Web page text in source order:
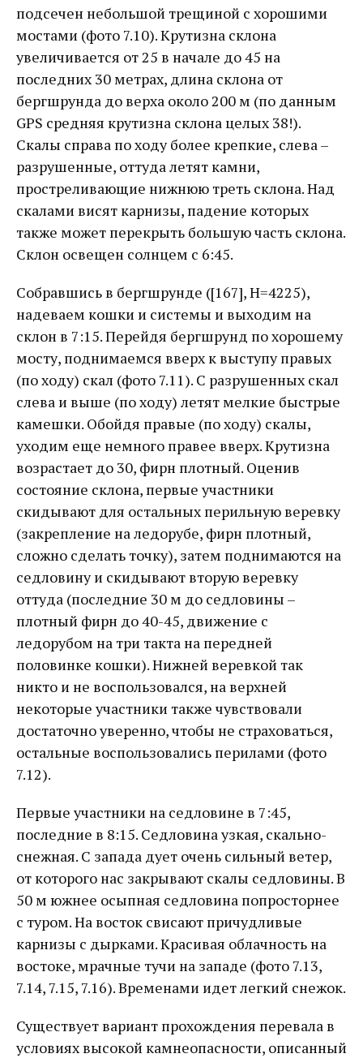
подсечен небольшой трещиной с хорошими
мостами (фото 7.10). Крутизна склона
увеличивается от 25 в начале до 45 на
последних 30 метрах, длина склона от
бергшрунда до верха около 200 м (по данным
GPS средняя крутизна склона целых 38!).
Скалы справа по ходу более крепкие, слева –
разрушенные, оттуда летят камни,
простреливающие нижнюю треть склона. Над
скалами висят карнизы, падение которых
также может перекрыть большую часть склона.
Склон освещен солнцем с 6:45.
Собравшись в бергшрунде ([167], Н=4225),
надеваем кошки и системы и выходим на
склон в 7:15. Перейдя бергшрунд по хорошему
мосту, поднимаемся вверх к выступу правых
(по ходу) скал (фото 7.11). С разрушенных скал
слева и выше (по ходу) летят мелкие быстрые
камешки. Обойдя правые (по ходу) скалы,
уходим еще немного правее вверх. Крутизна
возрастает до 30, фирн плотный. Оценив
состояние склона, первые участники
скидывают для остальных перильную веревку
(закрепление на ледорубе, фирн плотный,
сложно сделать точку), затем поднимаются на
седловину и скидывают вторую веревку
оттуда (последние 30 м до седловины –
плотный фирн до 40-45, движение с
ледорубом на три такта на передней
половинке кошки). Нижней веревкой так
никто и не воспользовался, на верхней
некоторые участники также чувствовали
достаточно уверенно, чтобы не страховаться,
остальные воспользовались перилами (фото
7.12).
Первые участники на седловине в 7:45,
последние в 8:15. Седловина узкая, скально-
снежная. С запада дует очень сильный ветер,
от которого нас закрывают скалы седловины. В
50 м южнее осыпная седловина попросторнее
с туром. На восток свисают причудливые
карнизы с дырками. Красивая облачность на
востоке, мрачные тучи на западе (фото 7.13,
7.14, 7.15, 7.16). Временами идет легкий снежок.
Существует вариант прохождения перевала в
условиях высокой камнеопасности, описанный